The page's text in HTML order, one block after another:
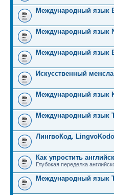
Международный язык
Международный язык
Международный язык
Искусственный
Международный язык
Международный язык
ЛингвоКод.
Как упростить
Глубокая переделка
Международный язык